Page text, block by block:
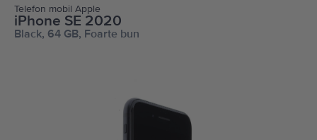
Telefon mobil Apple
iPhone SE 2020
Black, 64 GB, Foarte bun